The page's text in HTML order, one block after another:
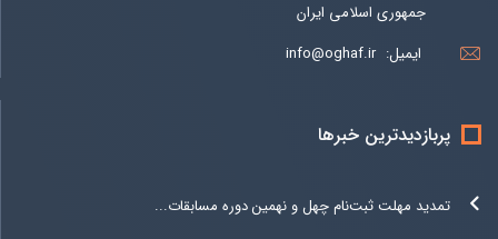
جمهوری اسلامی ایران
ایمیل: info@oghaf.ir
پربازدیدترین خبرها
تمدید مهلت ثبت‌نام چهل و نهمین دوره مسابقات...